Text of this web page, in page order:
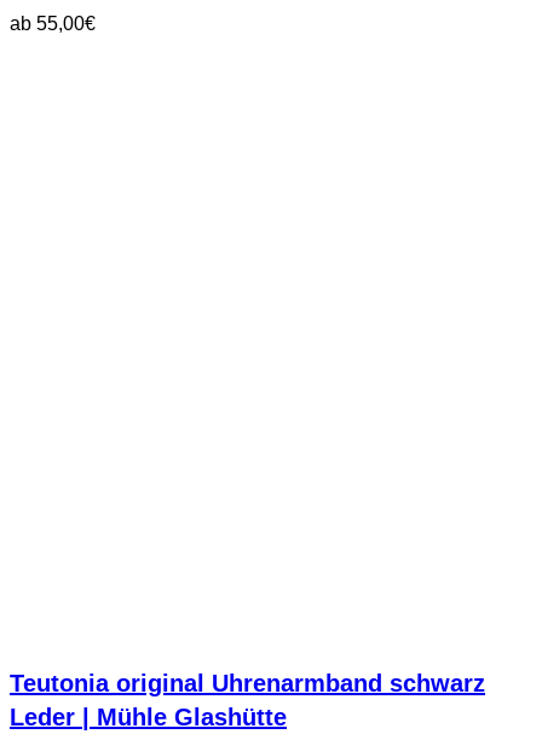
ab 55,00€
Teutonia original Uhrenarmband schwarz
Leder | Mühle Glashütte